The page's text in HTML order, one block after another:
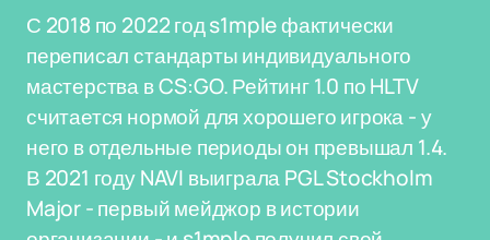
С 2018 по 2022 год s1mple фактически
переписал стандарты индивидуального
мастерства в CS:GO. Рейтинг 1.0 по HLTV
считается нормой для хорошего игрока - у
него в отдельные периоды он превышал 1.4.
В 2021 году NAVI выиграла PGL Stockholm
Major - первый мейджор в истории